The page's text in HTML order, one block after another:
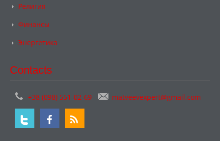
Религия
Финансы
Энергетика
Contacts
+38 (098) 551-02-69 matveevexpert@gmail.com